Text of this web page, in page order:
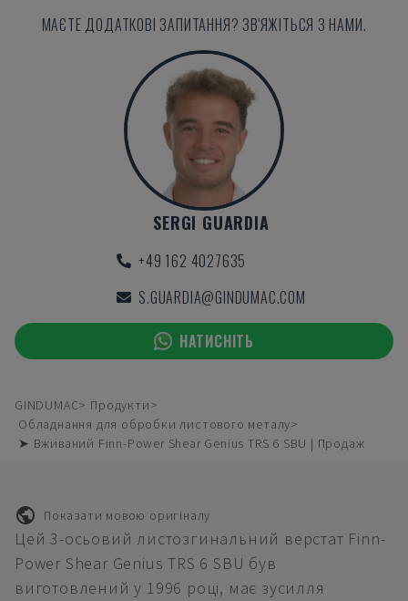
МАЄТЕ ДОДАТКОВІ ЗАПИТАННЯ? ЗВ'ЯЖІТЬСЯ З НАМИ.
SERGI GUARDIA
+49 162 4027635
S.GUARDIA@GINDUMAC.COM
НАТИСНІТЬ
GINDUMAC
Продукти
Обладнання для обробки листового металу
➤ Вживаний Finn-Power Shear Genius TRS 6 SBU | Продаж
Показати мовою оригіналу
Цей 3-осьовий листозгинальний верстат Finn-
Power Shear Genius TRS 6 SBU був
виготовлений у 1996 році, має зусилля